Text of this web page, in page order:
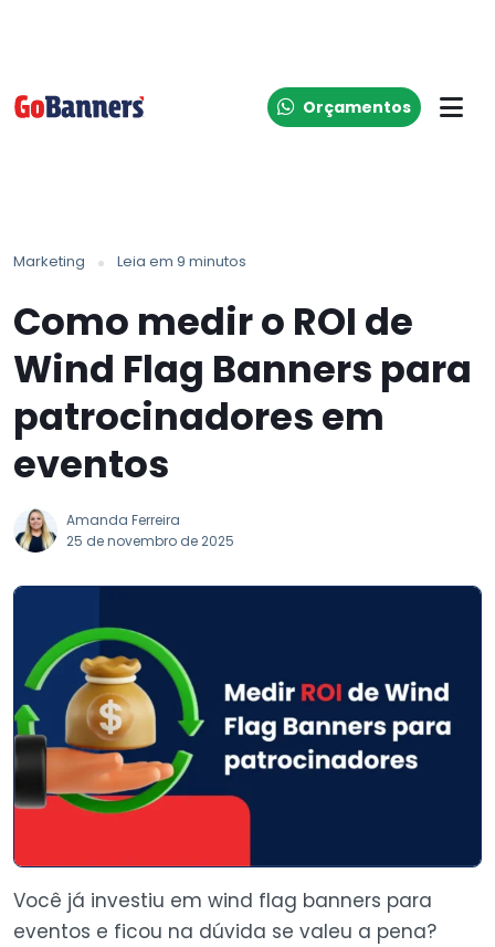
Orçamentos
Marketing Leia em 9 minutos
Como medir o ROI de
Wind Flag Banners para
patrocinadores em
eventos
Amanda Ferreira
25 de novembro de 2025
Você já investiu em wind flag banners para
eventos e ficou na dúvida se valeu a pena?